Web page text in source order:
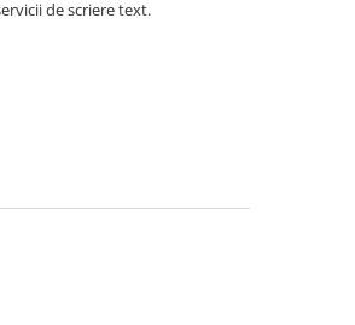
de scriere text.